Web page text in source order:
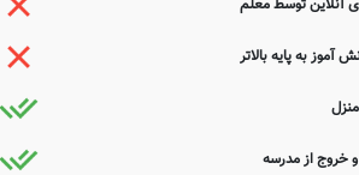
چاکسر نظیر نگهداری کیف و کتاب دانش آموزان (کیف در
های هماهنگ کشوری می نمایند.
آنلاین توسط معلم
آموز به پایه بالاتر
خروج از مدرسه